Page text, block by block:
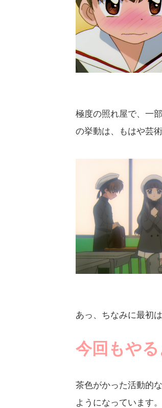
極度の照れ屋で、一
の挙動は、もはや芸
あっ、ちなみに最初
今回もやる
茶色がかった活動的
ようになっています。